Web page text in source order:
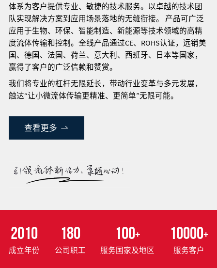
体系为客户提供专业、敏捷的技术服务。以卓越的技术团
队实现解决方案到应用场景落地的无缝衔接。 产品可广泛
应用于生物、环保、智能制造、新能源等技术领域的高精
度流体传输和控制。全线产品通过CE、ROHS认证，远销美
国、德国、法国、荷兰、意大利、西班牙、日本等国家，
赢得了客户的广泛信赖和赞赏。
我们将专业的杠杆无限延长，带动行业变革与多元发展，
触达“让小微流体传输更精准、更简单”无限可能。
查看更多
2010
成立年份
180
公司职工
100+
服务国家及地区
10000+
服务客户